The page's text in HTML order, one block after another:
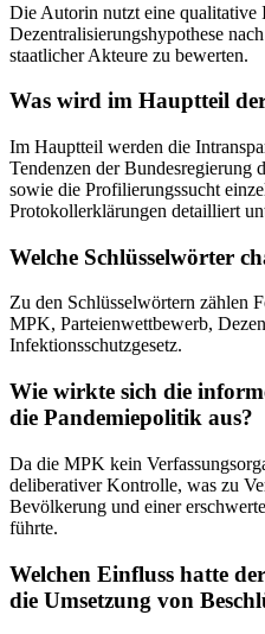
Die Autorin nutzt eine qualitative
Dezentralisierungshypothese
staatlicher Akteure zu bewerten.
Was wird im Hauptteil
Im Hauptteil werden die
Tendenzen der Bundesregierung
sowie die Profilierungssucht
Protokollerklärungen detailliert
Welche Schlüsselwörter
Zu den Schlüsselwörtern zählen
MPK, Parteienwettbewerb,
Infektionsschutzgesetz.
Wie wirkte sich die
die Pandemiepolitik aus?
Da die MPK kein
deliberativer Kontrolle, was zu
Bevölkerung und einer
führte.
Welchen Einfluss hatte
die Umsetzung von